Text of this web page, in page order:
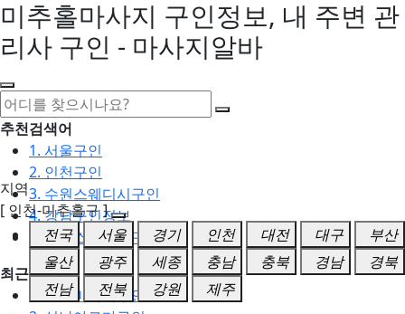
미추홀마사지 구인정보, 내 주변 관
리사 구인 - 마사지알바
추천검색어
1. 서울구인
2. 인천구인
3. 수원스웨디시구인
4. 강남구인정보
5. 동탄스웨디시구인
최근검색어
1. 일산마사지구인
지역
[ 인천-미추홀구 ]
전국
서울 경기 인천 대전 대구
부산
울산
광주 세종 충남 충북 경남
경북
전남
전북 강원
제주